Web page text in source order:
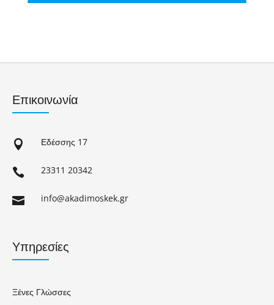
Επικοινωνία
 Εδέσσης 17
 23311 20342
 info@akadimoskek.gr
Υπηρεσίες
Ξένες Γλώσσες